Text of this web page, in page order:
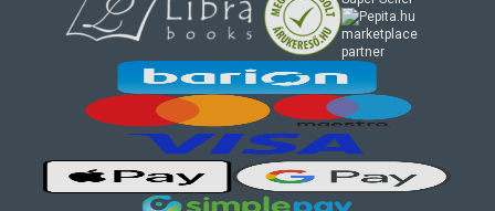
marketplace
partner